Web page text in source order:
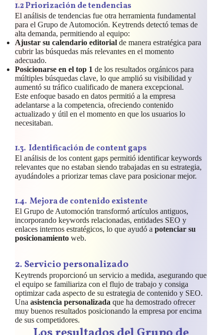
1.2 Priorización de tendencias
El análisis de tendencias fue otra herramienta fundamental
para el Grupo de Automoción. Keytrends detectó temas de
alta demanda, permitiendo al equipo:
Ajustar su calendario editorial de manera estratégica para
cubrir las búsquedas más relevantes en el momento
adecuado.
Posicionarse en el top 1 de los resultados orgánicos para
múltiples búsquedas clave, lo que amplió su visibilidad y
aumentó su tráfico cualificado de manera excepcional.
Este enfoque basado en datos permitió a la empresa
adelantarse a la competencia, ofreciendo contenido
actualizado y útil en el momento en que los usuarios lo
necesitaban.
1.3. Identificación de content gaps
El análisis de los content gaps permitió identificar keywords
relevantes que no estaban siendo trabajadas en su estrategia,
ayudándoles a priorizar temas clave para posicionar mejor.
1.4. Mejora de contenido existente
El Grupo de Automoción transformó artículos antiguos,
incorporando keywords relacionadas, entidades SEO y
enlaces internos estratégicos, lo que ayudó a potenciar su
posicionamiento web.
2. Servicio personalizado
Keytrends proporcionó un servicio a medida, asegurando que
el equipo se familiariza con el flujo de trabajo y consiga
optimizar cada aspecto de su estrategia de contenido y SEO.
Una asistencia personalizada que ha demostrado ofrecer
muy buenos resultados posicionando la empresa por encima
de sus competidores.